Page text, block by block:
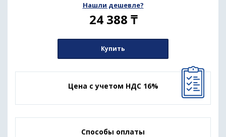
Нашли дешевле?
24 388 ₸
Купить
Цена с учетом НДС 16%
Способы оплаты